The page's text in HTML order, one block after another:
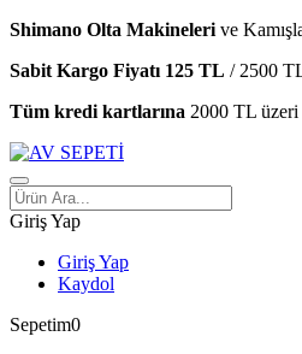
Shimano Olta Makineleri ve
Sabit Kargo Fiyatı 125 TL / 2500
Tüm kredi kartlarına 2000 TL üzeri
Giriş Yap
Giriş Yap
Kaydol
Sepetim0